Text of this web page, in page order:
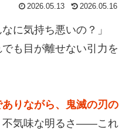
2026.05.13 2026.05.16
に気持ち悪いの？」
も目が離せない引力を
りながら、鬼滅の刃の
不気味な明るさ——これ